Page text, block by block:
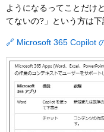
ようになるってことだけ
てないの?」という方は
🔗 Microsoft 365 Copilot